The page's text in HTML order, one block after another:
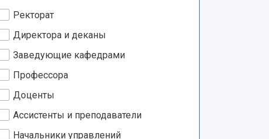
Ректорат
Директора и деканы
Заведующие кафедрами
Профессора
Доценты
Ассистенты и преподаватели
Начальники управлений